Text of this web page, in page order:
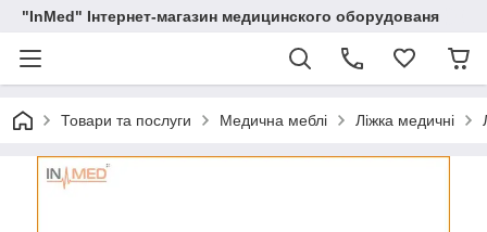
"InMed" Інтернет-магазин медицинского оборудованя
Товари та послуги Медична меблі Ліжка медичні